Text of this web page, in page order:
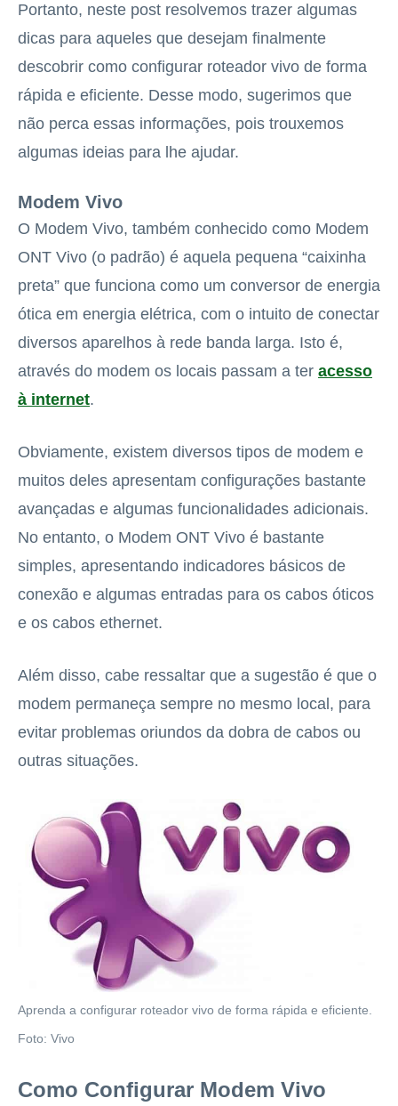
Portanto, neste post resolvemos trazer algumas
dicas para aqueles que desejam finalmente
descobrir como configurar roteador vivo de forma
rápida e eficiente. Desse modo, sugerimos que
não perca essas informações, pois trouxemos
algumas ideias para lhe ajudar.
Modem Vivo
O Modem Vivo, também conhecido como Modem
ONT Vivo (o padrão) é aquela pequena “caixinha
preta” que funciona como um conversor de energia
ótica em energia elétrica, com o intuito de conectar
diversos aparelhos à rede banda larga. Isto é,
através do modem os locais passam a ter acesso
à internet.
Obviamente, existem diversos tipos de modem e
muitos deles apresentam configurações bastante
avançadas e algumas funcionalidades adicionais.
No entanto, o Modem ONT Vivo é bastante
simples, apresentando indicadores básicos de
conexão e algumas entradas para os cabos óticos
e os cabos ethernet.
Além disso, cabe ressaltar que a sugestão é que o
modem permaneça sempre no mesmo local, para
evitar problemas oriundos da dobra de cabos ou
outras situações.
Aprenda a configurar roteador vivo de forma rápida e eficiente.
Foto: Vivo
Como Configurar Modem Vivo